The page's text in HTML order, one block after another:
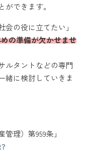
できます。
会の役に立てたい」
の準備が欠かせませ
ルタントなどの専門
緒に検討していきま
理）第959条」